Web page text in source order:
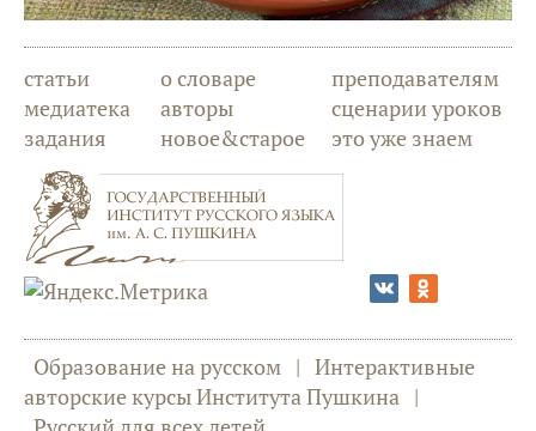
статьи
медиатека
задания
о словаре
авторы
новое&старое
преподавателям
сценарии уроков
это уже знаем
Образование на русском | Интерактивные
авторские курсы Института Пушкина |